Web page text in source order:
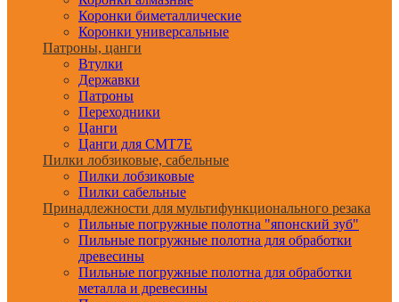
Коронки биметаллические
Коронки универсальные
Патроны, цанги
Втулки
Державки
Патроны
Переходники
Цанги
Цанги для CMT7E
Пилки лобзиковые, сабельные
Пилки лобзиковые
Пилки сабельные
Принадлежности для мультифункционального резака
Пильные погружные полотна "японский зуб"
Пильные погружные полотна для обработки
древесины
Пильные погружные полотна для обработки
металла и древесины